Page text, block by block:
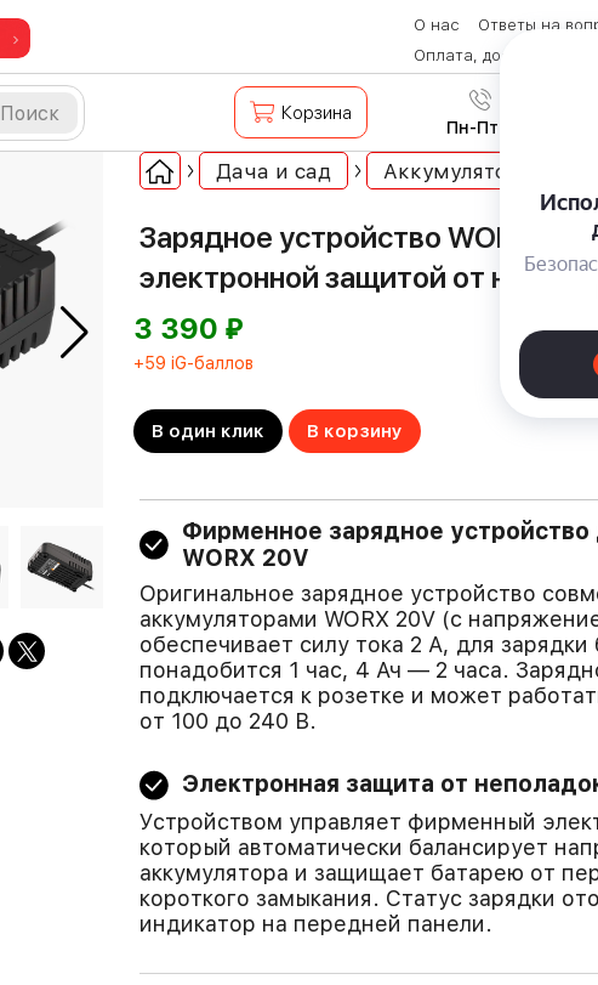
О нас
Ответы на
Оплата, доставка и
Поиск Корзина 8 (800)
Пн-Пт с 9:00 до
Дача и сад Аккумуляторы и ЗУ
Зарядное устройство WORX
электронной защитой от
3 390 ⃏
+59 iG-баллов
В один клик В корзину
Фирменное зарядное устройство
WORX 20V
Оригинальное зарядное устройство
аккумуляторами WORX 20V (с
обеспечивает силу тока 2 А, для
понадобится 1 час, 4 Ач — 2 часа.
подключается к розетке и может
от 100 до 240 В.
Электронная защита от
Устройством управляет фирменный
который автоматически балансирует
аккумулятора и защищает батарею от
короткого замыкания. Статус зарядки
индикатор на передней панели.